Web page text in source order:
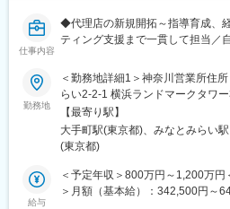
ナーを開拓※目安：1年に1社程
入社後1年間は初期育成期間とし
いただける教育体制です。入社1
から営業拠点に配属となります。
トを行うサブ担当として業務を始
して代理店を担当しはじめ、段々
■当ポジションの魅力：
・月平均残業20～30h程度。リモ
仕事内容
◆代理店の新規開拓～指導育成、
ティング支援まで一貫して担当
当社の保険販売を委託している
促進のためのコンサルティング営
当社商品のシェア拡大ではなく、
販売量と顧客満足度を増加させる
させることを徹底しています。
そのため、セールスサポートだけ
材育成、社員の採用・プロモー
ングにも携わることが出来ます。
勤務地
＜勤務地詳細1＞神奈川営業所住
らい2-2-1 横浜ランドマークタワ
煙＜勤務地詳細2＞本社住所：東
最寄駅：東京メトロ丸の内線／大
禁煙変更の範囲：会社の定める事
【最寄り駅】
大手町駅(東京都)、みなとみらい
(東京都)
給与
＜予定年収＞800万円～1,200万
＞月額（基本給）：342,500円～